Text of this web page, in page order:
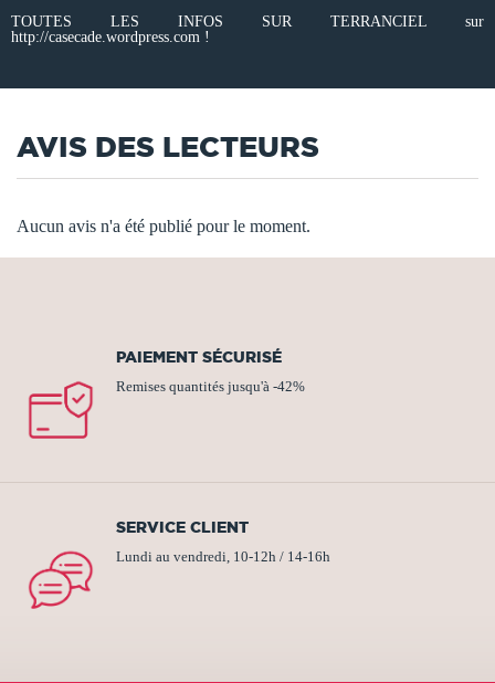
TOUTES LES INFOS SUR TERRANCIEL sur
http://casecade.wordpress.com !
AVIS DES LECTEURS
Aucun avis n'a été publié pour le moment.
PAIEMENT SÉCURISÉ
Remises quantités jusqu'à -42%
SERVICE CLIENT
Lundi au vendredi, 10-12h / 14-16h